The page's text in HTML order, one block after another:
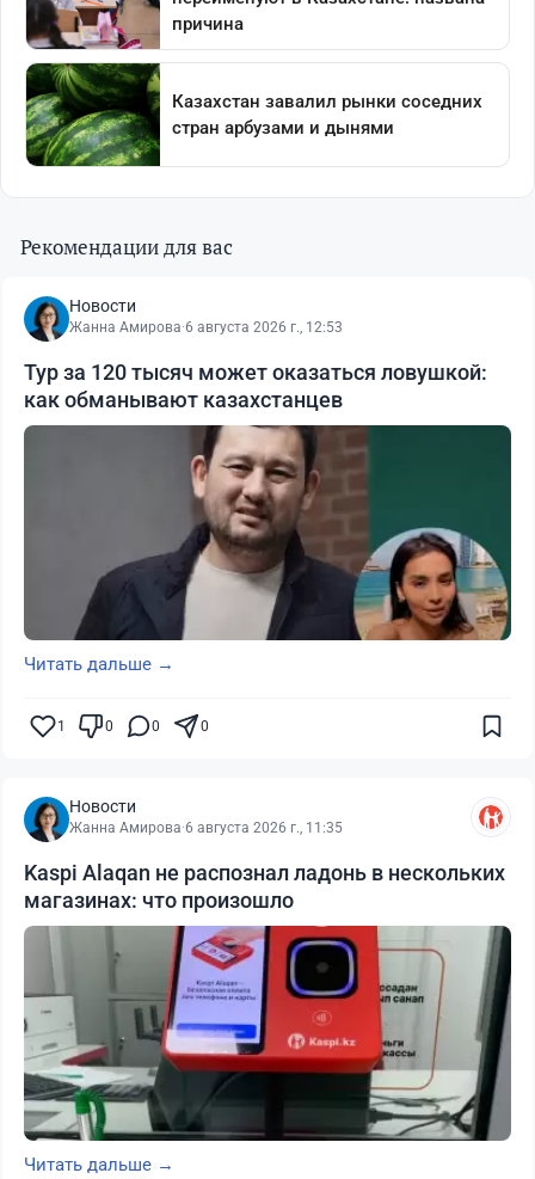
Рекомендации для вас
Новости
Жанна Амирова·6 августа 2026 г., 12:53
Тур за 120 тысяч может оказаться ловушкой:
как обманывают казахстанцев
Читать дальше →
1 0 0 0
Новости
Жанна Амирова·6 августа 2026 г., 11:35
Kaspi Alaqan не распознал ладонь в нескольких
магазинах: что произошло
Читать дальше →